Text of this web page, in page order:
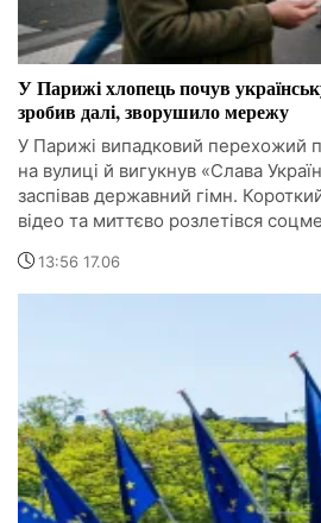
У Парижі хлопець почув
зробив далі, зворушило мережу
У Парижі випадковий перехожий
на вулиці й вигукнув «Слава
заспівав державний гімн.
відео та миттєво розлетівся
13:56 17.06